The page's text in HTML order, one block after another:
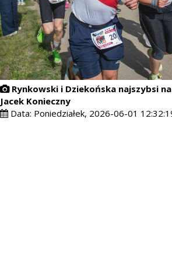
Rynkowski i Dziekońska najszybsi
Jacek Konieczny
Data: Poniedziałek, 2026-06-01